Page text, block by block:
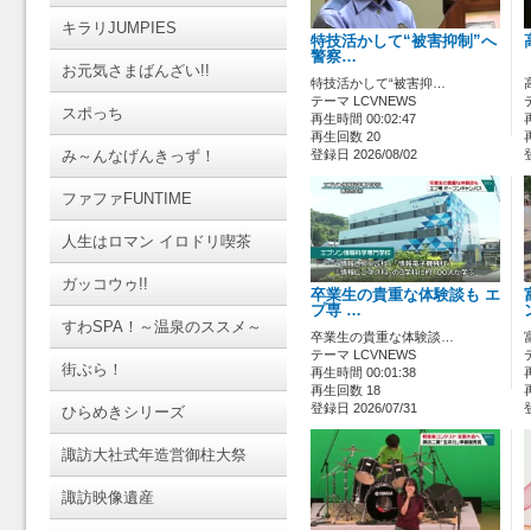
キラリJUMPIES
お元気さまばんざい!!
スポっち
み～んなげんきっず！
ファファFUNTIME
人生はロマン イロドリ喫茶
ガッコウゥ!!
すわSPA！～温泉のススメ～
街ぶら！
ひらめきシリーズ
諏訪大社式年造営御柱大祭
諏訪映像遺産
特技活かして“被害抑制”へ
警察…
特技活かして“被害抑…
テーマ LCVNEWS
再生時間 00:02:47
再生回数 20
登録日 2026/08/02
卒業生の貴重な体験談も エ
プ専 …
卒業生の貴重な体験談…
テーマ LCVNEWS
再生時間 00:01:38
再生回数 18
登録日 2026/07/31